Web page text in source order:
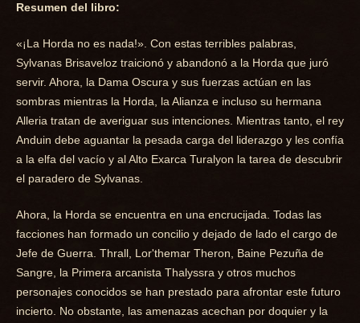
Resumen del libro:
«¡La Horda no es nada!». Con estas terribles palabras,
Sylvanas Brisaveloz traicionó y abandonó a la Horda que juró
servir. Ahora, la Dama Oscura y sus fuerzas actúan en las
sombras mientras la Horda, la Alianza e incluso su hermana
Alleria tratan de averiguar sus intenciones. Mientras tanto, el rey
Anduin debe aguantar la pesada carga del liderazgo y les confía
a la elfa del vacío y al Alto Exarca Turalyon la tarea de descubrir
el paradero de Sylvanas.
Ahora, la Horda se encuentra en una encrucijada. Todas las
facciones han formado un concilio y dejado de lado el cargo de
Jefe de Guerra. Thrall, Lor'themar Theron, Baine Pezuña de
Sangre, la Primera arcanista Thalyssra y otros muchos
personajes conocidos se han prestado para afrontar este futuro
incierto. No obstante, las amenazas acechan por doquier y la